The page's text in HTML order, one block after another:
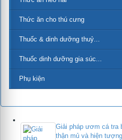
Thức ăn cho thú cưng
Thuốc & dinh dưỡng thuỷ...
Thuốc dinh dưỡng gia súc...
Phụ kiện
Giải pháp ươm cá tra
thận mủ và hiện